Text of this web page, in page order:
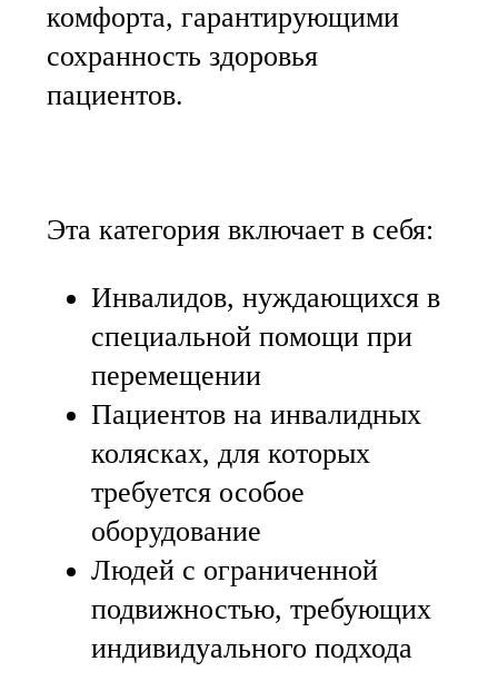
комфорта, гарантирующими
сохранность здоровья
пациентов.
Эта категория включает в себя:
Инвалидов, нуждающихся в
специальной помощи при
перемещении
Пациентов на инвалидных
колясках, для которых
требуется особое
оборудование
Людей с ограниченной
подвижностью, требующих
индивидуального подхода